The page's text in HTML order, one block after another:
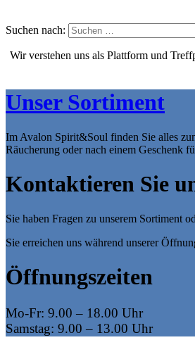
Suchen nach:
Wir verstehen uns als Plattform und
Unser Sortiment
Im Avalon Spirit&Soul finden Sie alles
Räucherung oder nach einem Geschenk
Kontaktieren Sie
Sie haben Fragen zu unserem Sortiment
Sie erreichen uns während unserer
Öffnungszeiten
Mo-Fr: 9.00 – 18.00 Uhr
Samstag: 9.00 – 13.00 Uhr